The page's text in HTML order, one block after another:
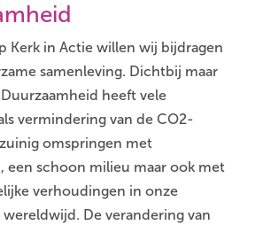
Kerk in Actie willen wij bijdragen
samenleving. Dichtbij maar
heeft vele
vermindering van de CO2-
omspringen met
een schoon milieu maar ook met
verhoudingen in onze
De verandering van